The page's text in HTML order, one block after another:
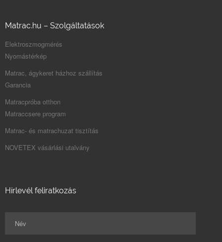
Matrac.hu – Szolgáltatások
Elektroszmogmérés
Nyomástérkép
Matrac, ágykeret házhoz szállítás
Garancia
Matracpróba otthon
Matraccsere program
Matrac- és matrachuzat tisztítás
NOVETEX vásárlási utalvány
Hírlevél feliratkozás